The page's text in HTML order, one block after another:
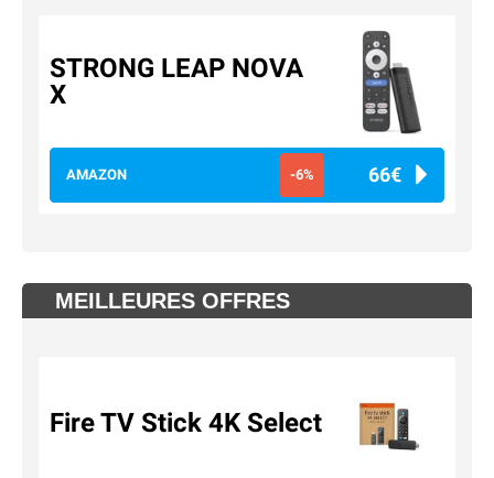
STRONG LEAP NOVA
X
AMAZON -6% 66€
MEILLEURES OFFRES
Fire TV Stick 4K Select